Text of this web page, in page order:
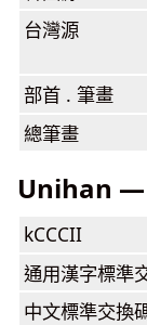
台灣源
部首 . 筆畫
總筆畫
Unihan —
kCCCII
通用漢字標準
中文標準交換